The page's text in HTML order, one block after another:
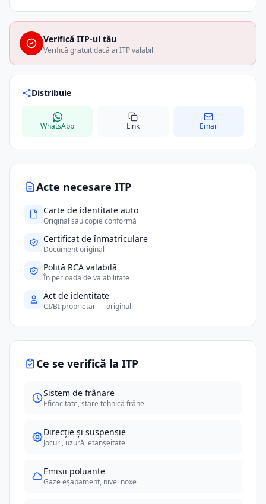
Acte necesare ITP
Carte de identitate auto
Original sau copie conformă
Certificat de înmatriculare
Document original
Poliță RCA valabilă
În perioada de valabilitate
Act de identitate
CI/BI proprietar — original
Ce se verifică la ITP
Sistem de frânare
Eficacitate, stare tehnică frâne
Direcție și suspensie
Jocuri, uzură, etanșeitate
Emisii poluante
Gaze eșapament, nivel noxe
Verifică ITP-ul tău
Verifică gratuit dacă ai ITP valabil
Distribuie
WhatsApp Link Email